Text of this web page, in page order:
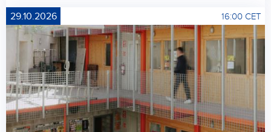
29.10.2026 16:00 CET